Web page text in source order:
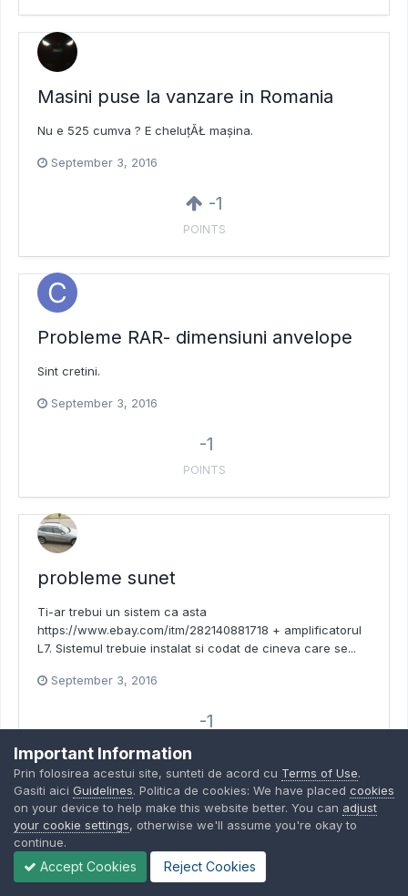
Masini puse la vanzare in Romania
Nu e 525 cumva ? E cheluțĂŁ mașina.
September 3, 2016
-1
POINTS
Probleme RAR- dimensiuni anvelope
Sint cretini.
September 3, 2016
-1
POINTS
probleme sunet
Ti-ar trebui un sistem ca asta
https://www.ebay.com/itm/282140881718 + amplificatorul
L7. Sistemul trebuie instalat si codat de cineva care se...
September 3, 2016
-1
nivel ulei cutie viteze
Important Information
Prin folosirea acestui site, sunteti de acord cu Terms of Use.
Gasiti aici Guidelines. Politica de cookies: We have placed cookies
on your device to help make this website better. You can adjust
your cookie settings, otherwise we'll assume you're okay to
continue.
Accept Cookies Reject Cookies